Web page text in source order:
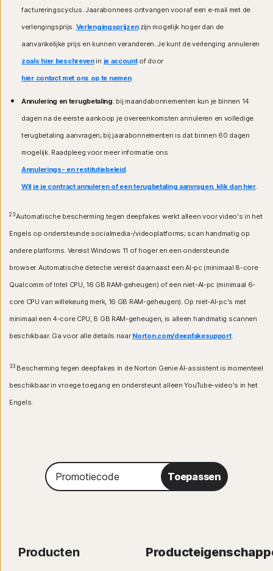
factureringscyclus. Jaarabonnees ontvangen vooraf een e-mail met de
verlengingsprijs. Verlengingsprijzenzijn mogelijk hoger dan de
aanvankelijke prijs en kunnen veranderen. Je kunt de verlenging annuleren
zoals hier beschrevenin je accountof door
hier contact met ons op te nemen.
Annulering en terugbetaling: bij maandabonnementen kun je binnen 14
dagen na de eerste aankoop je overeenkomsten annuleren en volledige
terugbetaling aanvragen; bij jaarabonnementen is dat binnen 60 dagen
mogelijk. Raadpleeg voor meer informatie ons
Annulerings- en restitutiebeleid.
Wil je je contract annuleren of een terugbetaling aanvragen, klik dan hier.
23Automatische bescherming tegen deepfakes werkt alleen voor video's in het
Engels op ondersteunde socialmedia-/videoplatforms; scan handmatig op
andere platforms. Vereist Windows 11 of hoger en een ondersteunde
browser. Automatische detectie vereist daarnaast een AI-pc (minimaal 8-core
Qualcomm of Intel CPU, 16 GB RAM-geheugen) of een niet-AI-pc (minimaal 6-
core CPU van willekeurig merk, 16 GB RAM-geheugen). Op niet-AI-pc's met
minimaal een 4-core CPU, 8 GB RAM-geheugen, is alleen handmatig scannen
beschikbaar. Ga voor alle details naar Norton.com/deepfakesupport.
33Bescherming tegen deepfakes in de Norton Genie AI-assistent is momenteel
beschikbaar in vroege toegang en ondersteunt alleen YouTube-video's in het
Engels.
Promotiecode
Toepassen
Producten